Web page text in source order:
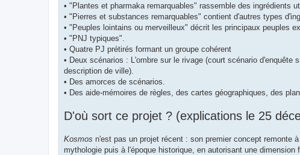
• "Plantes et pharmaka remarquables" rassemble des ingrédients
• "Pierres et substances remarquables" contient d'autres types
• "Peuples lointains ou merveilleux" décrit les principaux peuples
• "PNJ typiques".
• Quatre PJ prétirés formant un groupe cohérent
• Deux scénarios : L'ombre sur le rivage (court scénario
description de ville).
• Des amorces de scénarios.
• Des aide-mémoires de règles, des cartes géographiques, des
D'où sort ce projet ? (explications le 25
Kosmos n'est pas un projet récent : son premier concept remonte
mythologie puis à l'époque historique, en autorisant une